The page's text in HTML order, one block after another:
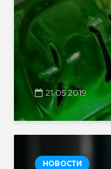
21.05.2019
НОВОСТИ